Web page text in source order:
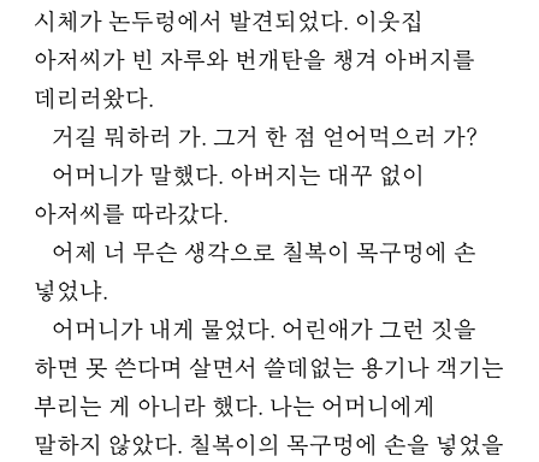
시체가 논두렁에서 발견되었다. 이웃집
아저씨가 빈 자루와 번개탄을 챙겨 아버지를
데리러왔다.
거길 뭐하러 가. 그거 한 점 얻어먹으러 가?
어머니가 말했다. 아버지는 대꾸 없이
아저씨를 따라갔다.
어제 너 무슨 생각으로 칠복이 목구멍에 손
넣었냐.
어머니가 내게 물었다. 어린애가 그런 짓을
하면 못 쓴다며 살면서 쓸데없는 용기나 객기는
부리는 게 아니라 했다. 나는 어머니에게
말하지 않았다. 칠복이의 목구멍에 손을 넣었을